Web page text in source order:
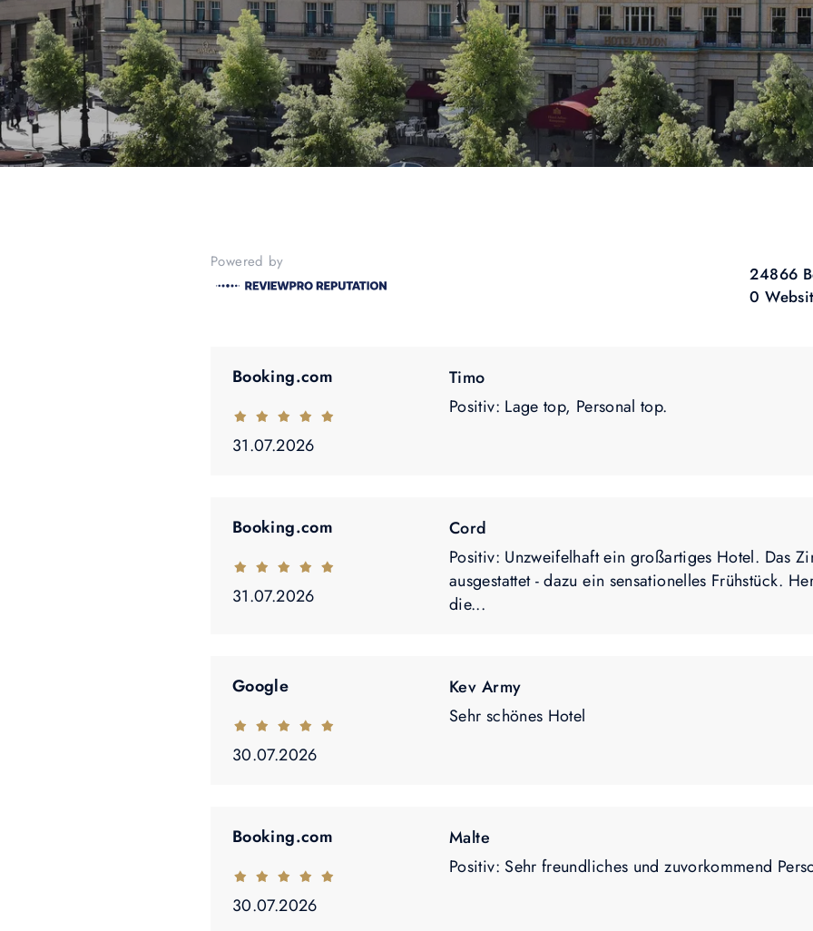
Powered by
24866
0
Booking.com
31.07.2026
Timo
Positiv: Lage top, Personal top.
Booking.com
31.07.2026
Cord
Positiv: Unzweifelhaft ein großartiges Hotel. Das
ausgestattet - dazu ein sensationelles Frühstück.
die...
Google
30.07.2026
Kev Army
Sehr schönes Hotel
Booking.com
30.07.2026
Malte
Positiv: Sehr freundliches und zuvorkommend